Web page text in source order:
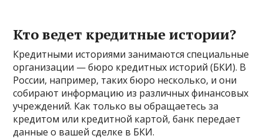
Кто ведет кредитные истории?
Кредитными историями занимаются специальные
организации — бюро кредитных историй (БКИ). В
России, например, таких бюро несколько, и они
собирают информацию из различных финансовых
учреждений. Как только вы обращаетесь за
кредитом или кредитной картой, банк передает
данные о вашей сделке в БКИ.